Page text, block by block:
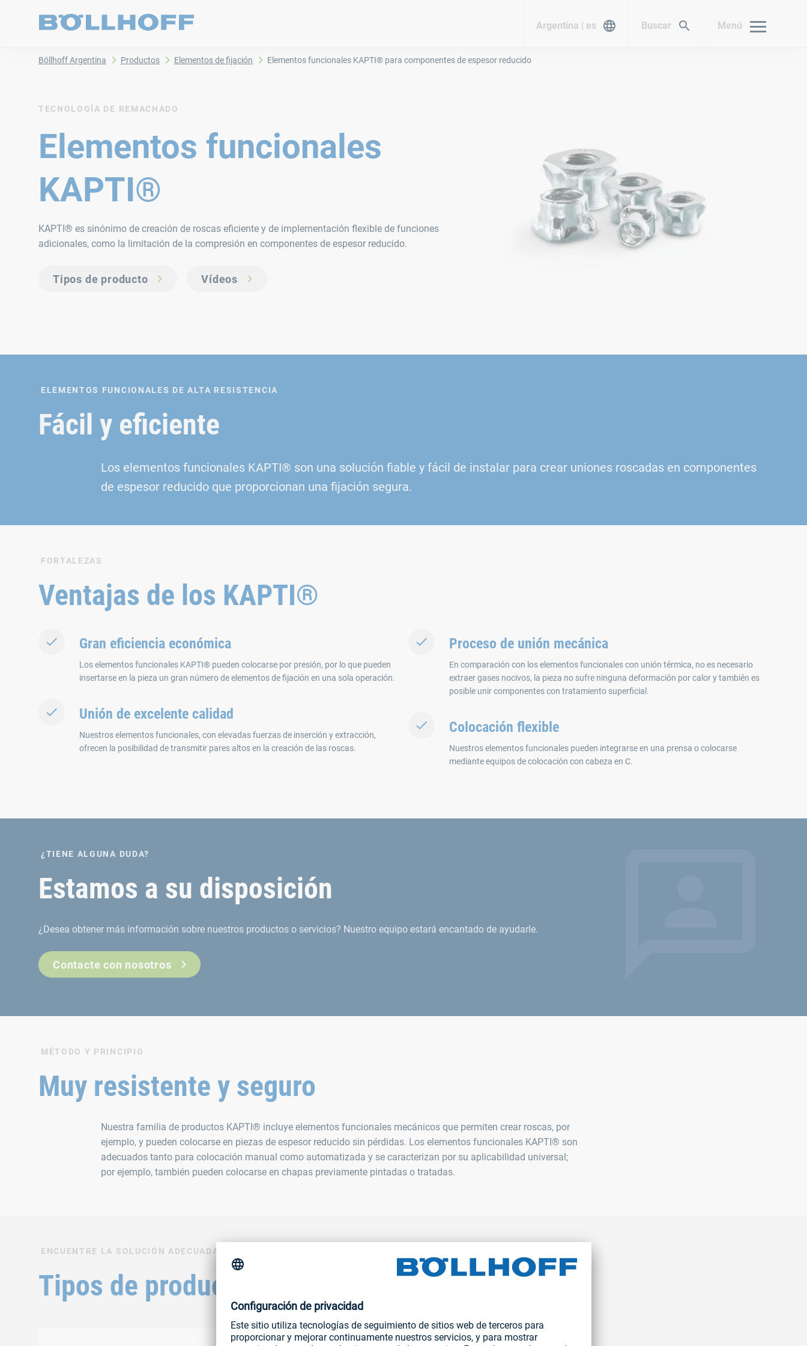
Argentina | es Buscar Menú
Böllhoff Argentina Productos Elementos de fijación Elementos funcionales KAPTI® para componentes de espesor reducido
TECNOLOGÍA DE REMACHADO
Elementos funcionales
KAPTI®
KAPTI® es sinónimo de creación de roscas eficiente y de implementación flexible de funciones
adicionales, como la limitación de la compresión en componentes de espesor reducido.
Tipos de producto Vídeos
ELEMENTOS FUNCIONALES DE ALTA RESISTENCIA
Fácil y eficiente
Los elementos funcionales KAPTI® son una solución fiable y fácil de instalar para crear uniones roscadas en componentes
de espesor reducido que proporcionan una fijación segura.
FORTALEZAS
Ventajas de los KAPTI®
Gran eficiencia económica
Los elementos funcionales KAPTI® pueden colocarse por presión, por lo que pueden
insertarse en la pieza un gran número de elementos de fijación en una sola operación.
Unión de excelente calidad
Nuestros elementos funcionales, con elevadas fuerzas de inserción y extracción,
ofrecen la posibilidad de transmitir pares altos en la creación de las roscas.
Proceso de unión mecánica
En comparación con los elementos funcionales con unión térmica, no es necesario
extraer gases nocivos, la pieza no sufre ninguna deformación por calor y también es
posible unir componentes con tratamiento superficial.
Colocación flexible
Nuestros elementos funcionales pueden integrarse en una prensa o colocarse
mediante equipos de colocación con cabeza en C.
¿TIENE ALGUNA DUDA?
Estamos a su disposición
¿Desea obtener más información sobre nuestros productos o servicios? Nuestro equipo estará encantado de ayudarle.
Contacte con nosotros
MÉTODO Y PRINCIPIO
Muy resistente y seguro
Nuestra familia de productos KAPTI® incluye elementos funcionales mecánicos que permiten crear roscas, por
ejemplo, y pueden colocarse en piezas de espesor reducido sin pérdidas. Los elementos funcionales KAPTI® son
adecuados tanto para colocación manual como automatizada y se caracterizan por su aplicabilidad universal;
por ejemplo, también pueden colocarse en chapas previamente pintadas o tratadas.
ENCUENTRE LA SOLUCIÓN ADECUADA PARA SU APLICACIÓN
Tipos de producto